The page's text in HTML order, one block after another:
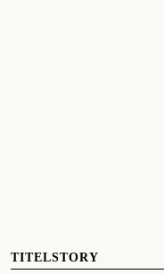
TITELSTORY